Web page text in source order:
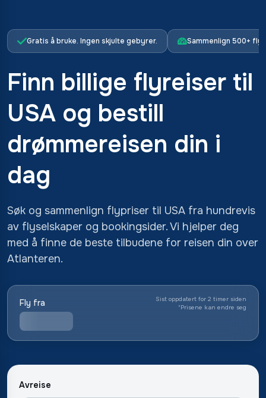
Gratis å bruke. Ingen skjulte gebyrer. Sammenlign 500+
Finn billige flyreiser til
USA og bestill
drømmereisen din i
dag
Søk og sammenlign flypriser til USA fra hundrevis
av flyselskaper og bookingsider. Vi hjelper deg
med å finne de beste tilbudene for reisen din over
Atlanteren.
Fly fra
Sist oppdatert for 2 timer siden
*Prisene kan endre seg
Avreise